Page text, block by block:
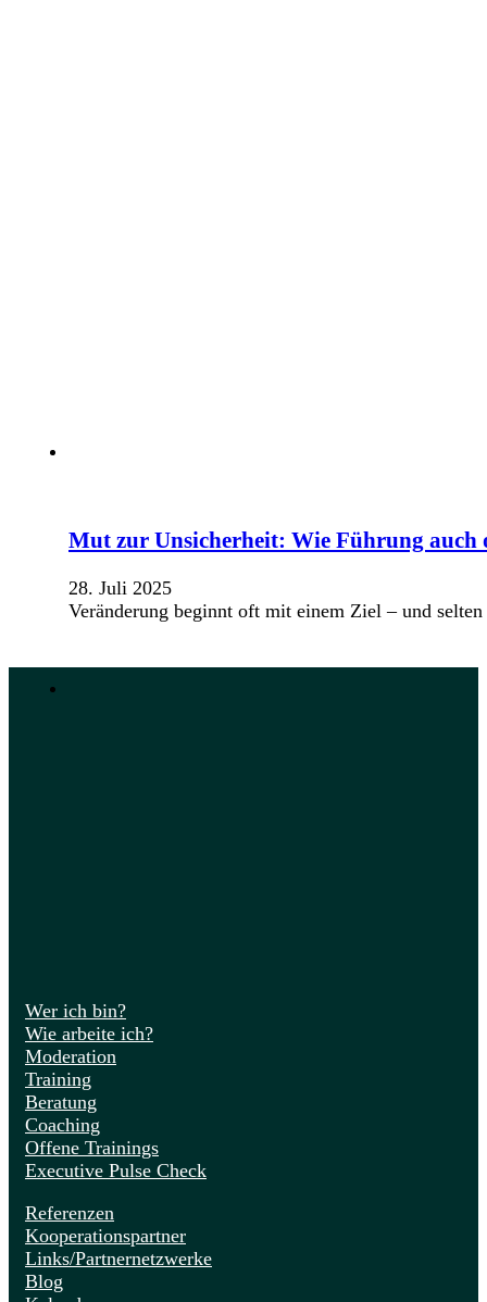
Mut zur Unsicherheit: Wie Führung
28. Juli 2025
Veränderung beginnt oft mit einem Ziel – und
Wer ich bin?
Wie arbeite ich?
Moderation
Training
Beratung
Coaching
Offene Trainings
Executive Pulse Check
Referenzen
Kooperationspartner
Links/Partnernetzwerke
Blog